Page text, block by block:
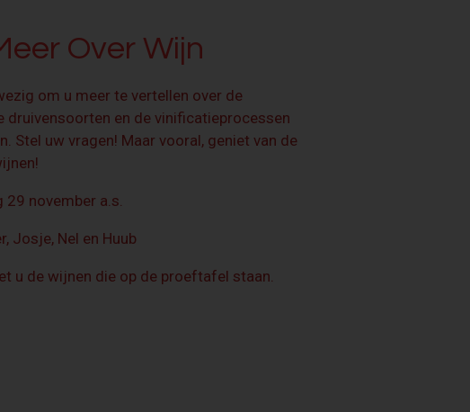
Over Wijn
om u meer te vertellen over de
druivensoorten en de vinificatieprocessen
Stel uw vragen! Maar vooral, geniet van de
november a.s.
Josje, Nel en Huub
u de wijnen die op de proeftafel staan.